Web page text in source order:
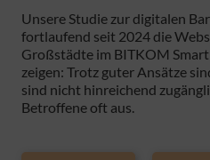
Unsere Studie zur digitalen
fortlaufend seit 2024 die
Großstädte im BITKOM
zeigen: Trotz guter Ansätze
sind nicht hinreichend
Betroffene oft aus.